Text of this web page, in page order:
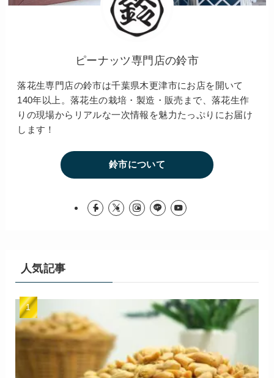
ピーナッツ専門店の鈴市
落花生専門店の鈴市は千葉県木更津市にお店を開いて
140年以上。落花生の栽培・製造・販売まで、落花生作
りの現場からリアルな一次情報を魅力たっぷりにお届け
します！
鈴市について
人気記事